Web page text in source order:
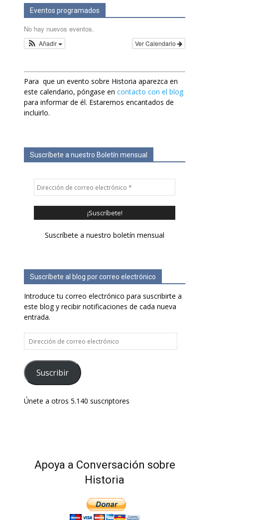
Eventos programados
No hay nuevos eventos.
Ver Calendario
Añadir
Para que un evento sobre Historia aparezca en
este calendario, póngase en contacto con el blog
para informar de él. Estaremos encantados de
incluirlo.
Suscríbete a nuestro Boletín mensual
Suscríbete a nuestro boletín mensual
Suscríbete al blog por correo electrónico
Introduce tu correo electrónico para suscribirte a
este blog y recibir notificaciones de cada nueva
entrada.
Dirección
de
correo
electrónico
Suscribir
Únete a otros 5.140 suscriptores
Apoya a Conversación sobre
Historia